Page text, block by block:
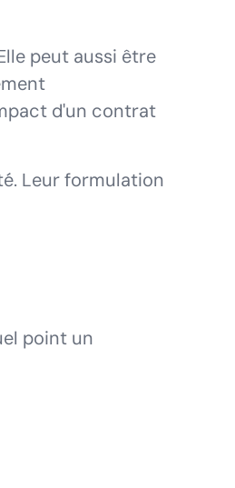
peut aussi être
d'un contrat
Leur formulation
point un